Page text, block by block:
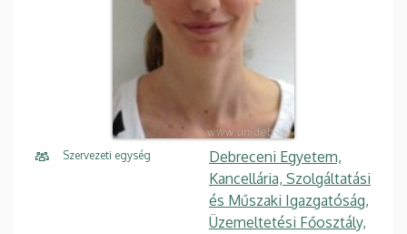
Szervezeti egység
Debreceni Egyetem,
Kancellária, Szolgáltatási
és Műszaki Igazgatóság,
Üzemeltetési Főosztály,